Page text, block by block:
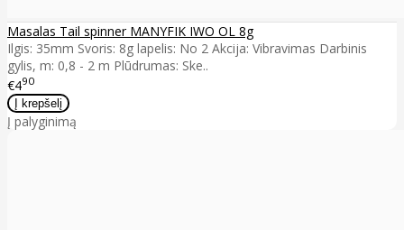
Masalas Tail spinner MANYFIK IWO OL 8g
Ilgis: 35mm Svoris: 8g lapelis: No 2 Akcija: Vibravimas Darbinis
gylis, m: 0,8 - 2 m Plūdrumas: Ske..
€490
Į palyginimą